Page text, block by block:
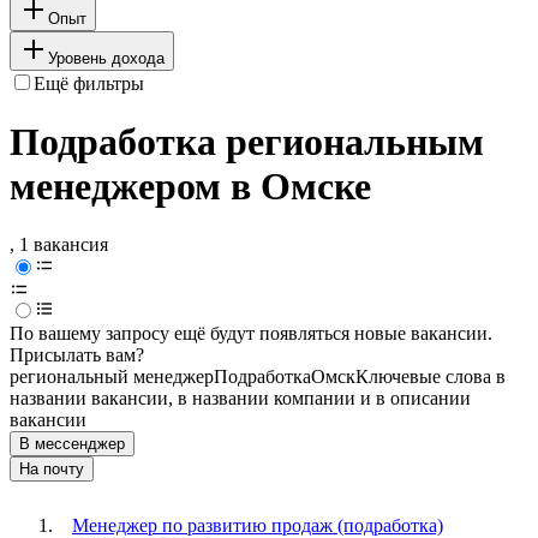
Опыт
Уровень дохода
Ещё фильтры
Подработка региональным
менеджером в Омске
, 1 вакансия
По вашему запросу ещё будут появляться новые вакансии.
Присылать вам?
региональный менеджерПодработкаОмскКлючевые слова в
названии вакансии, в названии компании и в описании
вакансии
В мессенджер
На почту
Менеджер по развитию продаж (подработка)